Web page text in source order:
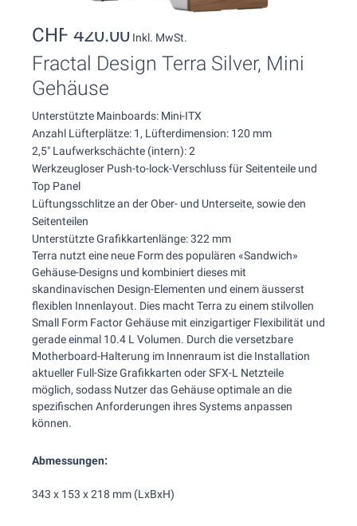
CHF 420.00 Inkl. MwSt.
Fractal Design Terra Silver, Mini
Gehäuse
Unterstützte Mainboards: Mini-ITX
Anzahl Lüfterplätze: 1, Lüfterdimension: 120 mm
2,5" Laufwerkschächte (intern): 2
Werkzeugloser Push-to-lock-Verschluss für Seitenteile und
Top Panel
Lüftungsschlitze an der Ober- und Unterseite, sowie den
Seitenteilen
Unterstützte Grafikkartenlänge: 322 mm
Terra nutzt eine neue Form des populären «Sandwich»
Gehäuse-Designs und kombiniert dieses mit
skandinavischen Design-Elementen und einem äusserst
flexiblen Innenlayout. Dies macht Terra zu einem stilvollen
Small Form Factor Gehäuse mit einzigartiger Flexibilität und
gerade einmal 10.4 L Volumen. Durch die versetzbare
Motherboard-Halterung im Innenraum ist die Installation
aktueller Full-Size Grafikkarten oder SFX-L Netzteile
möglich, sodass Nutzer das Gehäuse optimale an die
spezifischen Anforderungen ihres Systems anpassen
können.
Abmessungen:
343 x 153 x 218 mm (LxBxH)